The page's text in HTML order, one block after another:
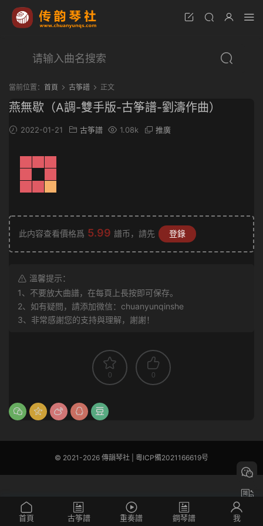
當前位置： 首頁 古筝譜 正文
燕無歇（A調-雙手版-古筝譜-劉濤作曲）
2022-01-21 古筝譜 1.08k 推廣
此内容查看價格爲 5.99 譜币，請先 登錄
溫馨提示：
1、不要放大曲譜，在每頁上長按即可保存。
2、如有疑問，請添加微信：chuanyunqinshe
3、非常感謝您的支持與理解，謝謝！
0 0
© 2021-2026 傳韻琴社 | 粵ICP備2021166619号
首頁 古筝譜 重奏譜 鋼琴譜 我